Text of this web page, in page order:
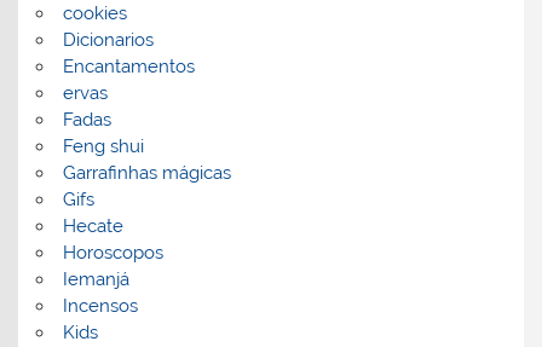
cookies
Dicionarios
Encantamentos
ervas
Fadas
Feng shui
Garrafinhas mágicas
Gifs
Hecate
Horoscopos
Iemanjá
Incensos
Kids